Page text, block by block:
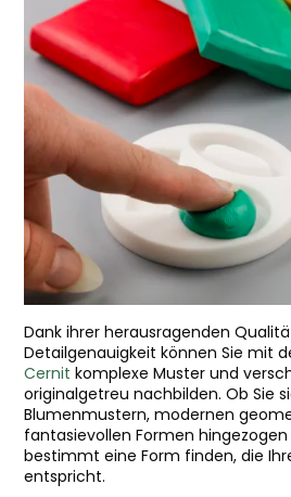
Dank ihrer herausragenden
Detailgenauigkeit können Sie mit
Cernit komplexe Muster und
originalgetreu nachbilden. Ob Sie
Blumenmustern, modernen
fantasievollen Formen
bestimmt eine Form finden, die
entspricht.